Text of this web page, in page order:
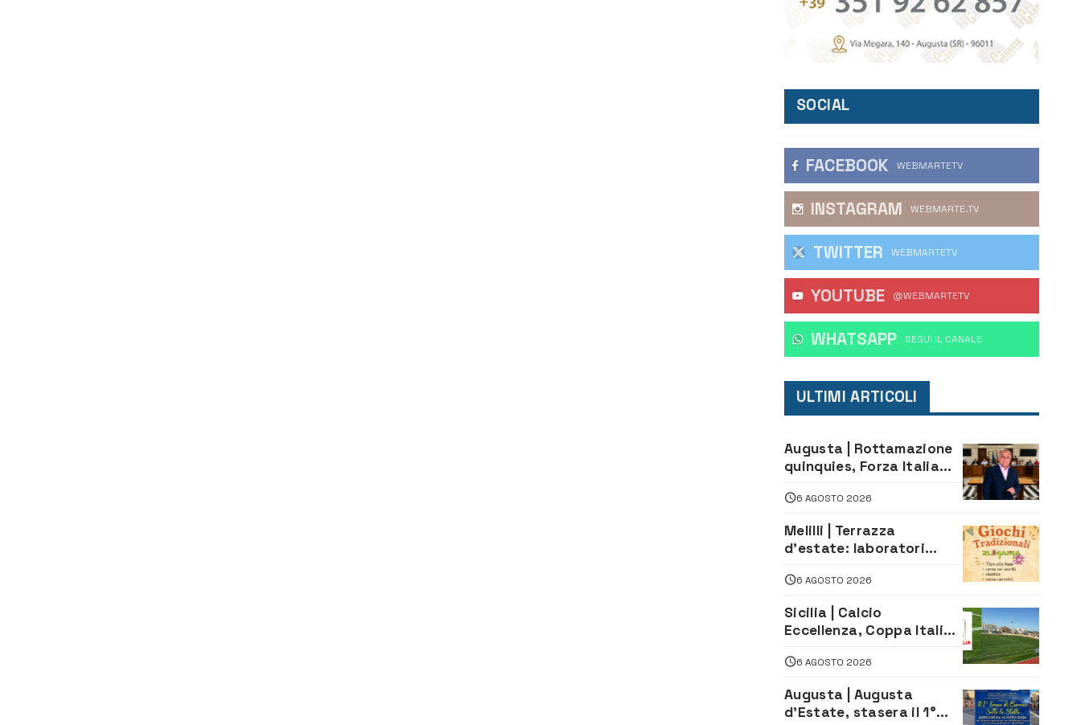
SOCIAL
FACEBOOK WEBMARTETV
INSTAGRAM WEBMARTE.TV
TWITTER WEBMARTETV
YOUTUBE @WEBMARTETV
WHATSAPP ‎SEGUI IL CANALE
ULTIMI ARTICOLI
Augusta | Rottamazione
quinquies, Forza Italia
«La proposta è nostra»
6 AGOSTO 2026
Melilli | Terrazza
d’estate: laboratori
styling e giochi
tradizionali di Zuimama,
ecco come iscriversi
6 AGOSTO 2026
Sicilia | Calcio
Eccellenza, Coppa Italia:
andata
6 AGOSTO 2026
Augusta | Augusta
d’Estate, stasera il 1°